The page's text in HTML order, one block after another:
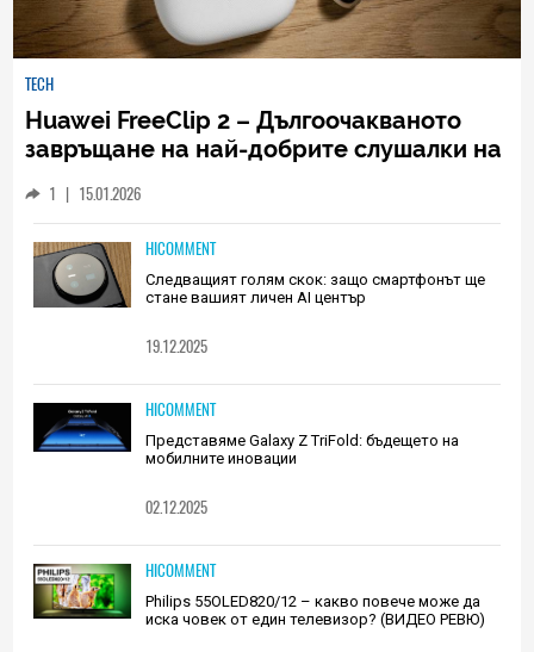
TECH
Huawei FreeClip 2 – Дългоочакваното
завръщане на най-добрите слушалки на
1 | 15.01.2026
HICOMMENT
Следващият голям скок: защо смартфонът ще
стане вашият личен AI център
19.12.2025
HICOMMENT
Представяме Galaxy Z TriFold: бъдещето на
мобилните иновации
02.12.2025
HICOMMENT
Philips 55OLED820/12 – какво повече може да
иска човек от един телевизор? (ВИДЕО РЕВЮ)